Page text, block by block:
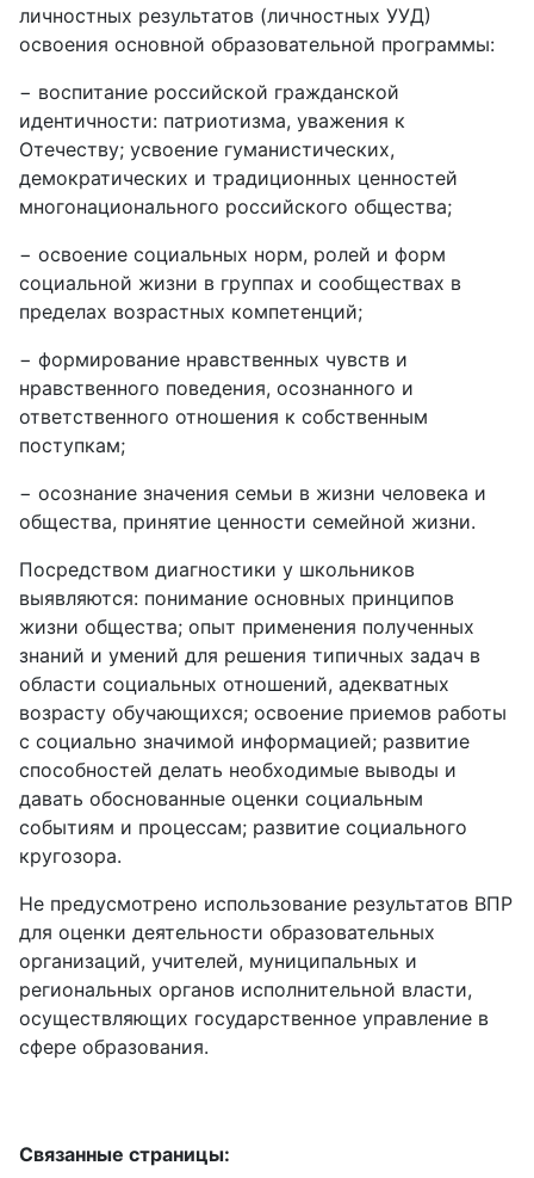
личностных результатов (личностных УУД)
освоения основной образовательной программы:
− воспитание российской гражданской
идентичности: патриотизма, уважения к
Отечеству; усвоение гуманистических,
демократических и традиционных ценностей
многонационального российского общества;
− освоение социальных норм, ролей и форм
социальной жизни в группах и сообществах в
пределах возрастных компетенций;
− формирование нравственных чувств и
нравственного поведения, осознанного и
ответственного отношения к собственным
поступкам;
− осознание значения семьи в жизни человека и
общества, принятие ценности семейной жизни.
Посредством диагностики у школьников
выявляются: понимание основных принципов
жизни общества; опыт применения полученных
знаний и умений для решения типичных задач в
области социальных отношений, адекватных
возрасту обучающихся; освоение приемов работы
с социально значимой информацией; развитие
способностей делать необходимые выводы и
давать обоснованные оценки социальным
событиям и процессам; развитие социального
кругозора.
Не предусмотрено использование результатов ВПР
для оценки деятельности образовательных
организаций, учителей, муниципальных и
региональных органов исполнительной власти,
осуществляющих государственное управление в
сфере образования.
Связанные страницы: